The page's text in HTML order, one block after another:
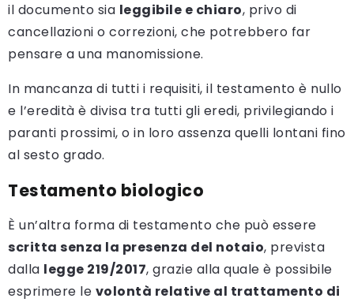
il documento sia leggibile e chiaro, privo di
cancellazioni o correzioni, che potrebbero far
pensare a una manomissione.
In mancanza di tutti i requisiti, il testamento è nullo
e l’eredità è divisa tra tutti gli eredi, privilegiando i
paranti prossimi, o in loro assenza quelli lontani fino
al sesto grado.
Testamento biologico
È un’altra forma di testamento che può essere
scritta senza la presenza del notaio, prevista
dalla legge 219/2017, grazie alla quale è possibile
esprimere le volontà relative al trattamento di